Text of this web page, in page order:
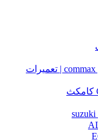
تعمیر آیفون تصویری کوماکس commax | تعمیرات